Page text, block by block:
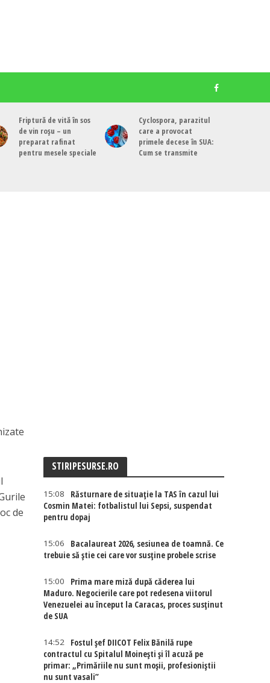
Friptură de vită în sos
de vin roșu – un
preparat rafinat
pentru mesele speciale
Cyclospora, parazitul
care a provocat
primele decese în SUA:
Cum se transmite
de
STIRIPESURSE.RO
15:08
Răsturnare de situație la TAS în cazul lui
Cosmin Matei: fotbalistul lui Sepsi, suspendat
pentru dopaj
15:06
Bacalaureat 2026, sesiunea de toamnă. Ce
trebuie să știe cei care vor susține probele scrise
15:00
Prima mare miză după căderea lui
Maduro. Negocierile care pot redesena viitorul
Venezuelei au început la Caracas, proces susținut
de SUA
14:52
Fostul șef DIICOT Felix Bănilă rupe
contractul cu Spitalul Moinești și îl acuză pe
primar: „Primăriile nu sunt moșii, profesioniștii
nu sunt vasali”